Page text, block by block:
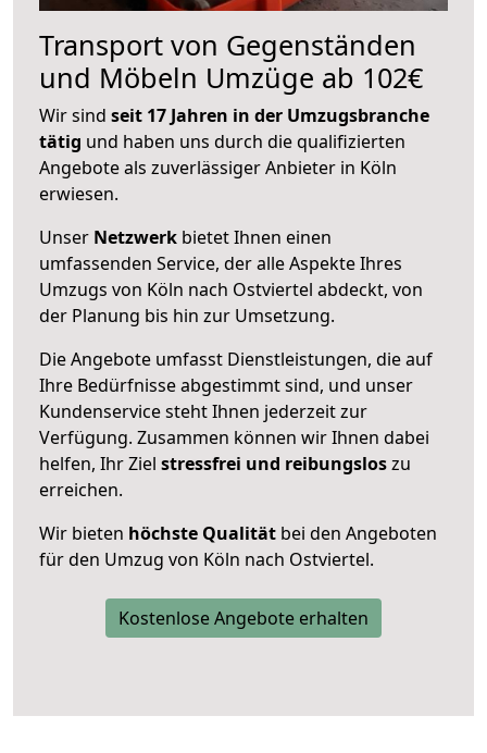
Transport von Gegenständen
und Möbeln Umzüge ab 102€
Wir sind seit 17 Jahren in der Umzugsbranche
tätig und haben uns durch die qualifizierten
Angebote als zuverlässiger Anbieter in Köln
erwiesen.
Unser Netzwerk bietet Ihnen einen
umfassenden Service, der alle Aspekte Ihres
Umzugs von Köln nach Ostviertel abdeckt, von
der Planung bis hin zur Umsetzung.
Die Angebote umfasst Dienstleistungen, die auf
Ihre Bedürfnisse abgestimmt sind, und unser
Kundenservice steht Ihnen jederzeit zur
Verfügung. Zusammen können wir Ihnen dabei
helfen, Ihr Ziel stressfrei und reibungsloszu
erreichen.
Wir bieten höchste Qualität bei den Angeboten
für den Umzug von Köln nach Ostviertel.
Kostenlose Angebote erhalten